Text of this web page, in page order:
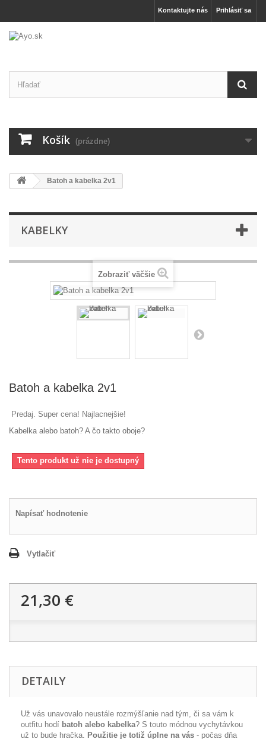
Prihlásiť sa
Kontaktujte nás
Košík (prázdne)
Batoh a kabelka 2v1
KABELKY
Zobraziť väčšie
Batoh a kabelka 2v1
Predaj. Super cena! Najlacnejšie!
Kabelka alebo batoh? A čo takto oboje?
Tento produkt už nie je dostupný
Napísať hodnotenie
Vytlačiť
21,30 €
DETAILY
Už vás unavovalo neustále rozmýšľanie nad tým, či sa vám k
outfitu hodí batoh alebo kabelka? S touto módnou vychytávkou
už to bude hračka. Použitie je totiž úplne na vás - počas dňa